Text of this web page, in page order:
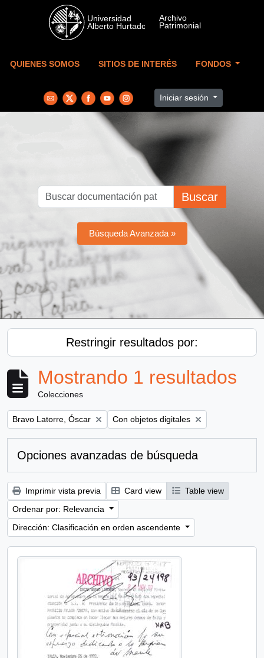
Skip to main content
QUIENES SOMOS SITIOS DE INTERÉS FONDOS
Iniciar sesión
Buscar
Búsqueda Avanzada »
Restringir resultados por:
Mostrando 1 resultados
Colecciones
Remove filter:
Bravo Latorre, Óscar Remove filter:
Con objetos digitales
Opciones avanzadas de búsqueda
Imprimir vista previa Card view
Table view
Ordenar por: Relevancia
Dirección: Clasificación en orden ascendente